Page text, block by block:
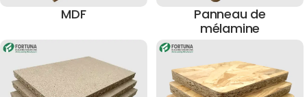
MDF
Panneau de
mélamine